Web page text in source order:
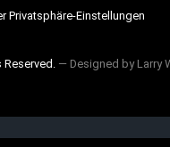
Privatsphäre-Einstellungen
Reserved.― Designed by Larry